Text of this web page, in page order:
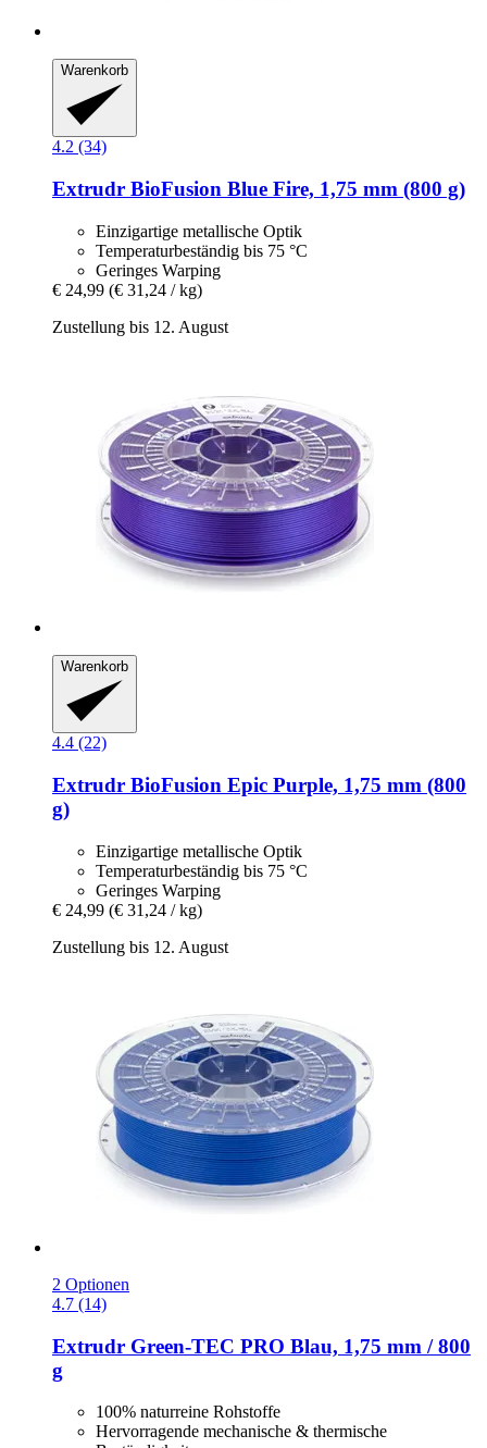
Warenkorb
4.2 (34)
Extrudr BioFusion Blue Fire, 1,75 mm (800 g)
Einzigartige metallische Optik
Temperaturbeständig bis 75 °C
Geringes Warping
€ 24,99 (€ 31,24 / kg)
Zustellung bis 12. August
Warenkorb
4.4 (22)
Extrudr BioFusion Epic Purple, 1,75 mm (800
g)
Einzigartige metallische Optik
Temperaturbeständig bis 75 °C
Geringes Warping
€ 24,99 (€ 31,24 / kg)
Zustellung bis 12. August
2 Optionen
4.7 (14)
Extrudr Green-​TEC PRO Blau, 1,75 mm / 800
g
100% naturreine Rohstoffe
Hervorragende mechanische & thermische